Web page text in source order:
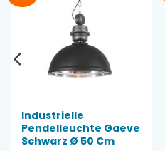
Industrielle
Pendelleuchte Gaeve
Schwarz Ø 50 Cm